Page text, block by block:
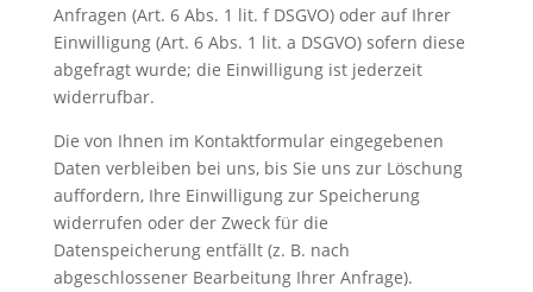
Anfragen (Art. 6 Abs. 1 lit. f DSGVO) oder auf Ihrer
Einwilligung (Art. 6 Abs. 1 lit. a DSGVO) sofern diese
abgefragt wurde; die Einwilligung ist jederzeit
widerrufbar.
Die von Ihnen im Kontaktformular eingegebenen
Daten verbleiben bei uns, bis Sie uns zur Löschung
auffordern, Ihre Einwilligung zur Speicherung
widerrufen oder der Zweck für die
Datenspeicherung entfällt (z. B. nach
abgeschlossener Bearbeitung Ihrer Anfrage).